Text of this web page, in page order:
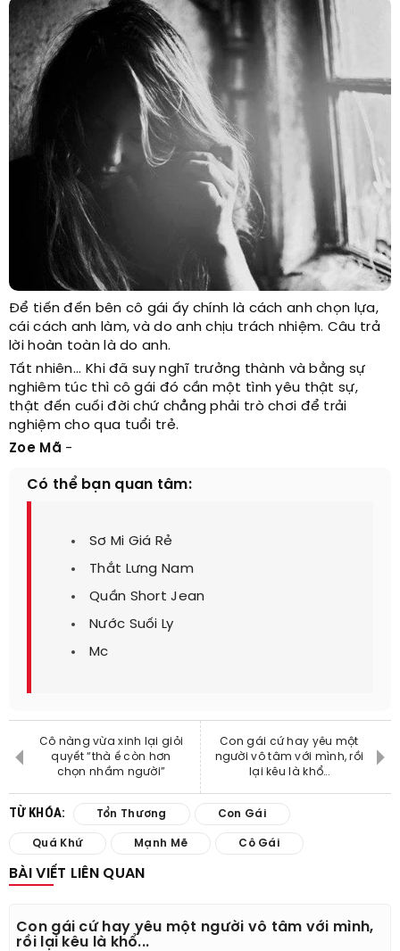
Để tiến đến bên cô gái ấy chính là cách anh chọn lựa,
cái cách anh làm, và do anh chịu trách nhiệm. Câu trả
lời hoàn toàn là do anh.
Tất nhiên... Khi đã suy nghĩ trưởng thành và bằng sự
nghiêm túc thì cô gái đó cần một tình yêu thật sự,
thật đến cuối đời chứ chẳng phải trò chơi để trải
nghiệm cho qua tuổi trẻ.
Zoe Mã -
Có thể bạn quan tâm:
Sơ Mi Giá Rẻ
Thắt Lưng Nam
Quần Short Jean
Nước Suối Ly
Mc
Cô nàng vừa xinh lại giỏi
quyết “thà ế còn hơn
chọn nhầm người”
Con gái cứ hay yêu một
người vô tâm với mình, rồi
lại kêu là khổ...
TỪ KHÓA: Tổn Thương Con Gái
Quá Khứ Mạnh Mẽ Cô Gái
BÀI VIẾT LIÊN QUAN
Con gái cứ hay yêu một người vô tâm với mình,
rồi lại kêu là khổ...